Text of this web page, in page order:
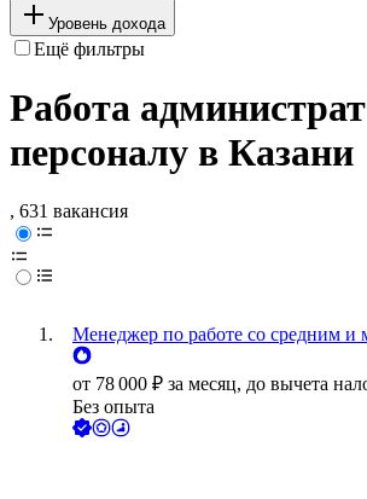
Уровень дохода
Ещё фильтры
Работа
персоналу в Казани
, 631 вакансия
Менеджер по работе со средним и
от 78 000 ₽ за месяц, до вычета
Без опыта